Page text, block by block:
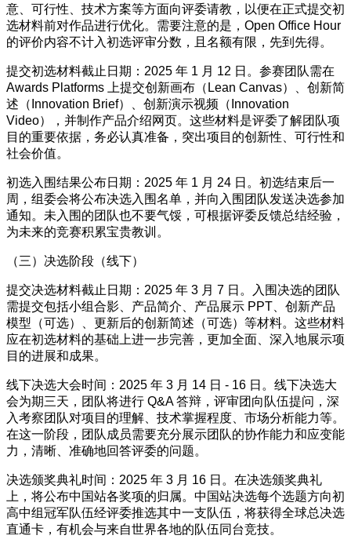
意、可行性、技术方案等方面向评委请教，以便在正式提交初
选材料前对作品进行优化。需要注意的是，Open Office Hour
的评价内容不计入初选评审分数，且名额有限，先到先得。
提交初选材料截止日期：2025 年 1 月 12 日。参赛团队需在
Awards Platforms 上提交创新画布（Lean Canvas）、创新简
述（Innovation Brief）、创新演示视频（Innovation
Video），并制作产品介绍网页。这些材料是评委了解团队项
目的重要依据，务必认真准备，突出项目的创新性、可行性和
社会价值。
初选入围结果公布日期：2025 年 1 月 24 日。初选结束后一
周，组委会将公布决选入围名单，并向入围团队发送决选参加
通知。未入围的团队也不要气馁，可根据评委反馈总结经验，
为未来的竞赛积累宝贵教训。
（三）决选阶段（线下）
提交决选材料截止日期：2025 年 3 月 7 日。入围决选的团队
需提交包括小组合影、产品简介、产品展示 PPT、创新产品
模型（可选）、更新后的创新简述（可选）等材料。这些材料
应在初选材料的基础上进一步完善，更加全面、深入地展示项
目的进展和成果。
线下决选大会时间：2025 年 3 月 14 日 - 16 日。线下决选大
会为期三天，团队将进行 Q&A 答辩，评审团向队伍提问，深
入考察团队对项目的理解、技术掌握程度、市场分析能力等。
在这一阶段，团队成员需要充分展示团队的协作能力和应变能
力，清晰、准确地回答评委的问题。
决选颁奖典礼时间：2025 年 3 月 16 日。在决选颁奖典礼
上，将公布中国站各奖项的归属。中国站决选每个选题方向初
高中组冠军队伍经评委推选其中一支队伍，将获得全球总决选
直通卡，有机会与来自世界各地的队伍同台竞技。